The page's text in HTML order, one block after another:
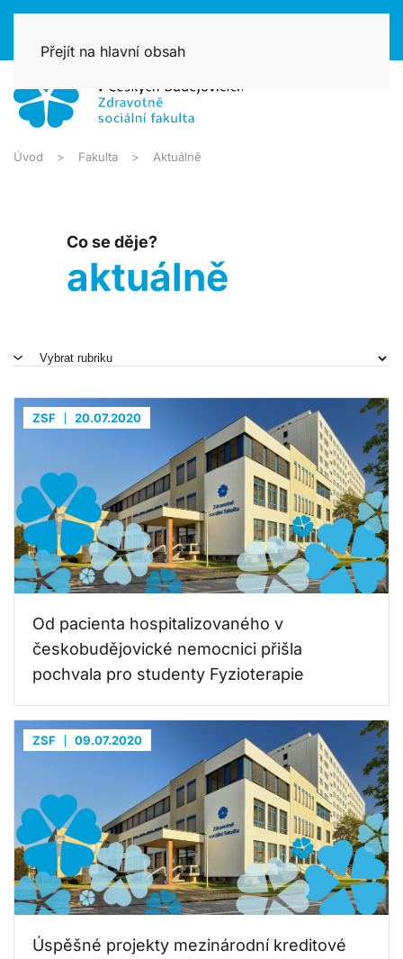
Přejít na hlavní obsah
Úvod Fakulta Aktuálně
Co se děje?
aktuálně
ZSF 20.07.2020
Od pacienta hospitalizovaného v
českobudějovické nemocnici přišla
pochvala pro studenty Fyzioterapie
ZSF 09.07.2020
Úspěšné projekty mezinárodní kreditové